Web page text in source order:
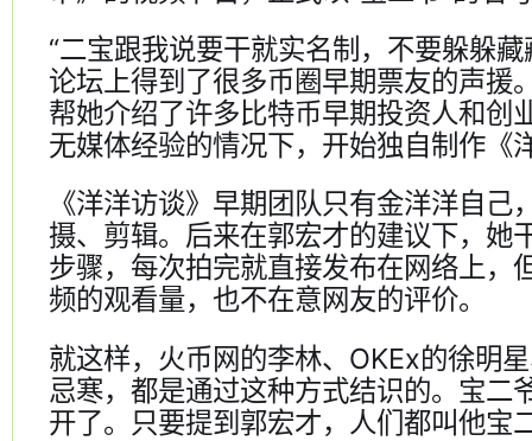
“二宝跟我说要干就实名制，不要躲躲
论坛上得到了很多币圈早期票友的声援
帮她介绍了许多比特币早期投资人和创
无媒体经验的情况下，开始独自制作《
《洋洋访谈》早期团队只有金洋洋自己
摄、剪辑。后来在郭宏才的建议下，她
步骤，每次拍完就直接发布在网络上，
频的观看量，也不在意网友的评价。
就这样，火币网的李林、OKEx的徐明
忌寒，都是通过这种方式结识的。宝二
开了。只要提到郭宏才，人们都叫他宝